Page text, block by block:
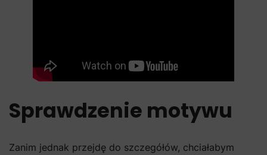
Sprawdzenie motywu
Zanim jednak przejdę do szczegółów, chciałabym